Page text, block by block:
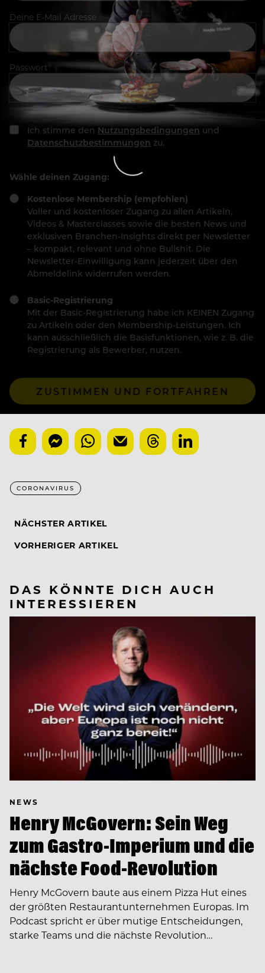
Deine E-Mail Adresse
Passwort
Ich stimme den Nutzungsbedingungen und
Datenschutzbestimmungen zu.
Wähle deinen Zugang:
Kostenlose Membership (empfohlen)
Voller und kostenloser Zugang zu allen Artikeln,
Videos & Masterclasses sowie die besten News und
exklusiven Branchen-Insights direkt per Newsletter
– kompakt, relevant und ohne Bullshit. Die
Newsletter-Einwilligung kann jederzeit über den
Abmeldelink widerrufen werden.
Basic-Registrierung
Mit der Basic-Registrierung habe ich KEINEN Zugang
zu Artikeln oder den Membership-Leistungen. Ich
kann ausschließlich die Basisfunktionen, wie z. B. die
Registrierung als Bewerber, nutzen.
ZUSTIMMEN UND FORTFAHREN
CORONAVIRUS
NÄCHSTER ARTIKEL
VORHERIGER ARTIKEL
DAS KÖNNTE DICH AUCH
INTERESSIEREN
NEWS
Henry McGovern: Sein Weg
zum Gastro-Imperium und die
nächste Food-Revolution
Henry McGovern baute aus einem Pizza Hut eines
der größten Restaurantunternehmen Europas. Im
Podcast spricht er über mutige Entscheidungen,
starke Teams und die nächste Revolution…